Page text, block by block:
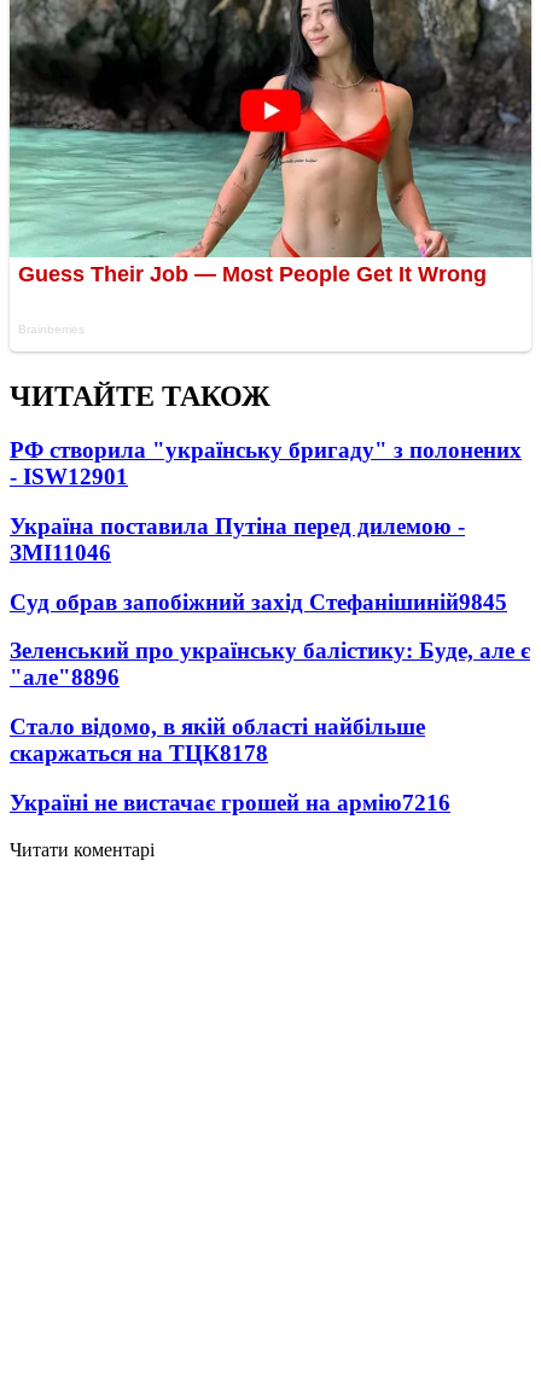
ЧИТАЙТЕ ТАКОЖ
РФ створила "українську бригаду" з полонених
- ISW12901
Україна поставила Путіна перед дилемою -
ЗМІ11046
Суд обрав запобіжний захід Стефанішиній9845
Зеленський про українську балістику: Буде, але є
"але"8896
Стало відомо, в якій області найбільше
скаржаться на ТЦК8178
Україні не вистачає грошей на армію7216
Читати коментарі